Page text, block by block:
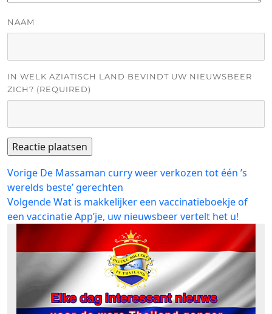
NAAM
IN WELK AZIATISCH LAND BEVINDT UW NIEUWSBEER
ZICH? (REQUIRED)
Bericht
navigatie
Vorige Vorig
bericht:
De Massaman curry weer verkozen tot één ’s
werelds beste’ gerechten
VolgendeVolgend
bericht:
Wat is makkelijker een vaccinatieboekje of
een vaccinatie App’je, uw nieuwsbeer vertelt het u!